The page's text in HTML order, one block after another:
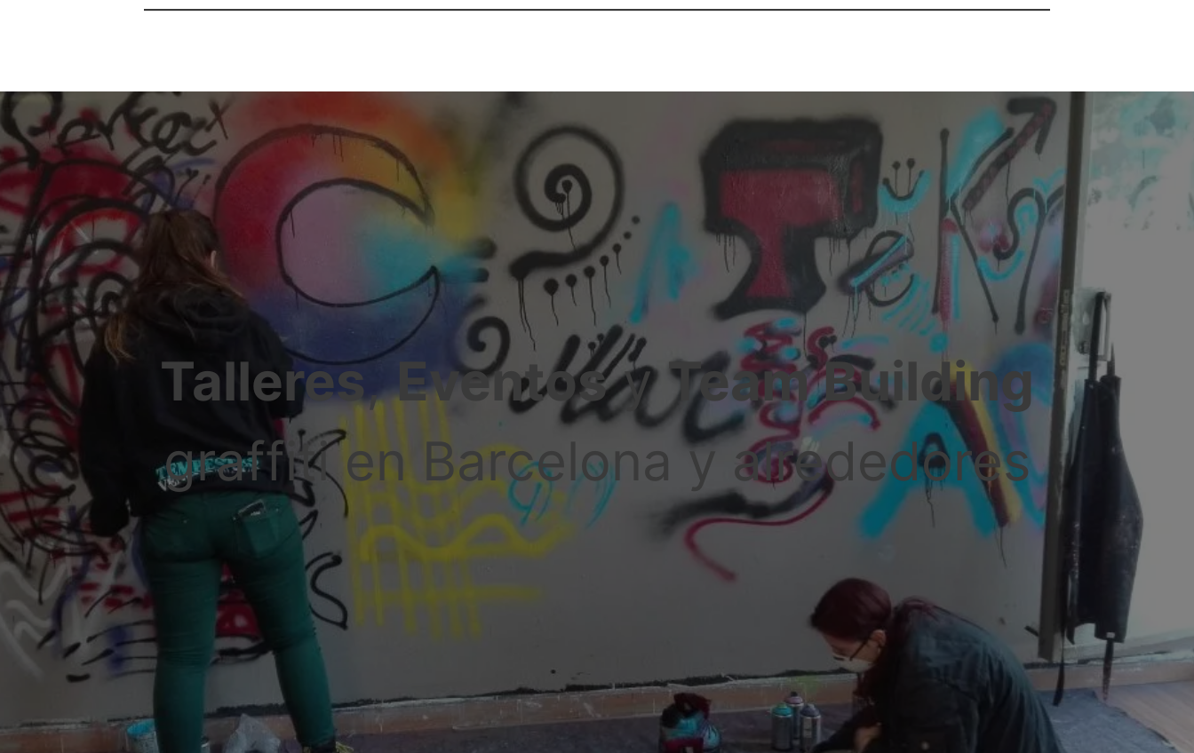
Talleres,EventosyTeam Building
graffiti en Barcelona y alrededores